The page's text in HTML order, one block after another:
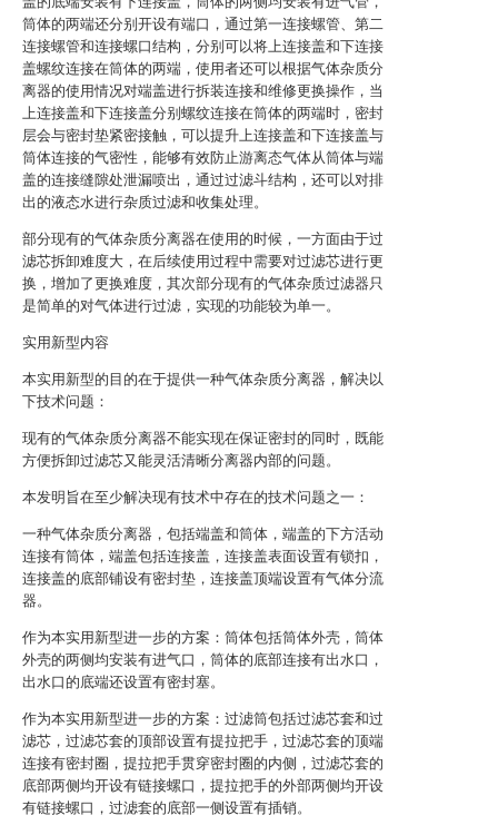
筒体的两端还分别开设有端口，通过第一连接螺管、第二
连接螺管和连接螺口结构，分别可以将上连接盖和下连接
盖螺纹连接在筒体的两端，使用者还可以根据气体杂质分
离器的使用情况对端盖进行拆装连接和维修更换操作，当
上连接盖和下连接盖分别螺纹连接在筒体的两端时，密封
层会与密封垫紧密接触，可以提升上连接盖和下连接盖与
筒体连接的气密性，能够有效防止游离态气体从筒体与端
盖的连接缝隙处泄漏喷出，通过过滤斗结构，还可以对排
出的液态水进行杂质过滤和收集处理。
部分现有的气体杂质分离器在使用的时候，一方面由于过
滤芯拆卸难度大，在后续使用过程中需要对过滤芯进行更
换，增加了更换难度，其次部分现有的气体杂质过滤器只
是简单的对气体进行过滤，实现的功能较为单一。
实用新型内容
本实用新型的目的在于提供一种气体杂质分离器，解决以
下技术问题：
现有的气体杂质分离器不能实现在保证密封的同时，既能
方便拆卸过滤芯又能灵活清晰分离器内部的问题。
本发明旨在至少解决现有技术中存在的技术问题之一：
一种气体杂质分离器，包括端盖和筒体，端盖的下方活动
连接有筒体，端盖包括连接盖，连接盖表面设置有锁扣，
连接盖的底部铺设有密封垫，连接盖顶端设置有气体分流
器。
作为本实用新型进一步的方案：筒体包括筒体外壳，筒体
外壳的两侧均安装有进气口，筒体的底部连接有出水口，
出水口的底端还设置有密封塞。
作为本实用新型进一步的方案：过滤筒包括过滤芯套和过
滤芯，过滤芯套的顶部设置有提拉把手，过滤芯套的顶端
连接有密封圈，提拉把手贯穿密封圈的内侧，过滤芯套的
底部两侧均开设有链接螺口，提拉把手的外部两侧均开设
有链接螺口，过滤套的底部一侧设置有插销。